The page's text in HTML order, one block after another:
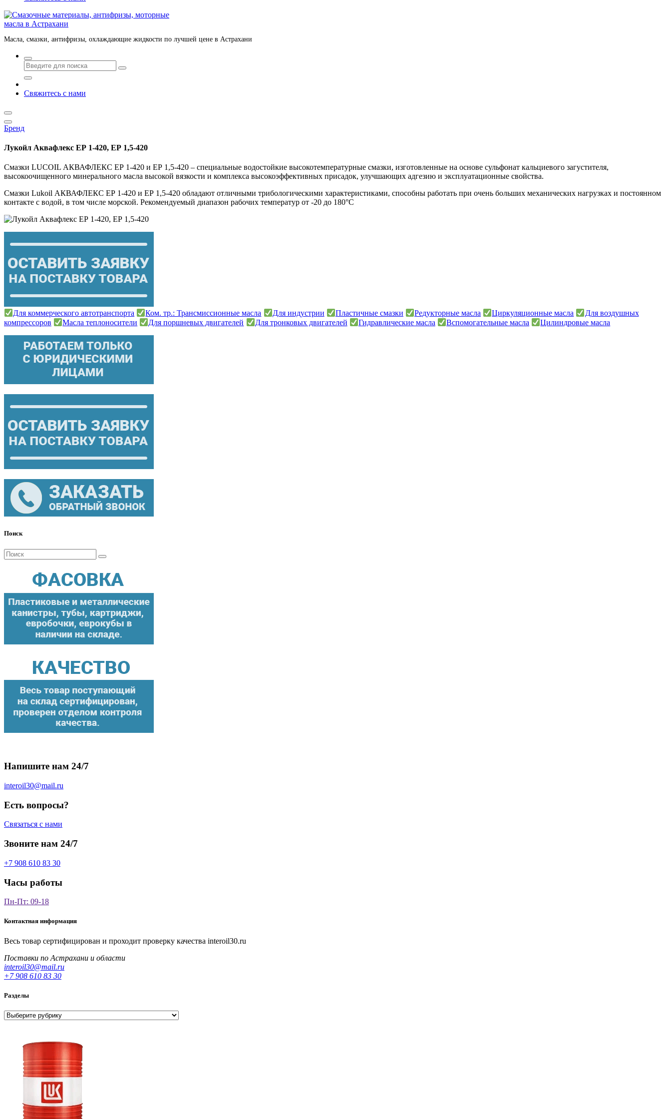
Масла, смазки, антифризы, охлаждающие жидкости по лучшей цене в Астрахани
Свяжитесь с нами
Бренд
Лукойл Аквафлекс ЕР 1-420, ЕР 1,5-420
Смазки LUCOIL АКВАФЛЕКС ЕР 1-420 и ЕР 1,5-420 – специальные водостойкие высокотемпературные смазки, изготовленные на основе сульфонат кальциевого загустителя,
высокоочищенного минерального масла высокой вязкости и комплекса высокоэффективных присадок, улучшающих адгезию и эксплуатационные свойства.
Смазки Lukoil АКВАФЛЕКС ЕР 1-420 и ЕР 1,5-420 обладают отличными трибологическими характеристиками, способны работать при очень больших механических нагрузках и постоянном
контакте с водой, в том числе морской. Рекомендуемый диапазон рабочих температур от -20 до 180°С
Для коммерческого автотранспорта Ком. тр.: Трансмиссионные масла Для индустрии Пластичные смазки Редукторные масла Циркуляционные масла
Для воздушных
компрессоров
Масла теплоносители Для поршневых двигателей Для тронковых двигателей Гидравлические масла Вспомогательные масла Цилиндровые масла
Поиск
Поиск
для:
Напишите нам 24/7
interoil30@mail.ru
Есть вопросы?
Связаться с нами
Звоните нам 24/7
+7 908 610 83 30
Часы работы
Пн-Пт: 09-18
Контактная информация
Весь товар сертифицирован и проходит проверку качества interoil30.ru
Поставки по Астрахани и области
interoil30@mail.ru
+7 908 610 83 30
Разделы
Разделы